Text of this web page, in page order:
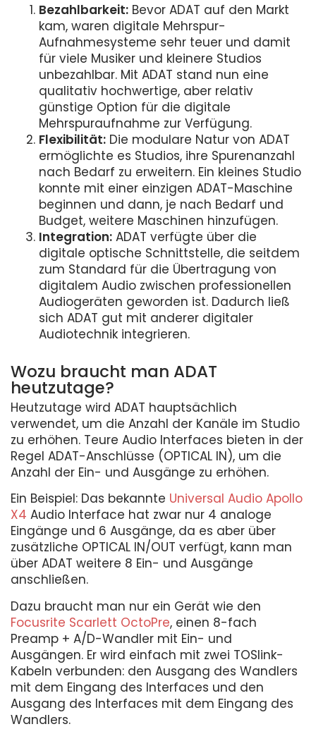
Bezahlbarkeit: Bevor ADAT auf den Markt
kam, waren digitale Mehrspur-
Aufnahmesysteme sehr teuer und damit
für viele Musiker und kleinere Studios
unbezahlbar. Mit ADAT stand nun eine
qualitativ hochwertige, aber relativ
günstige Option für die digitale
Mehrspuraufnahme zur Verfügung.
Flexibilität: Die modulare Natur von ADAT
ermöglichte es Studios, ihre Spurenanzahl
nach Bedarf zu erweitern. Ein kleines Studio
konnte mit einer einzigen ADAT-Maschine
beginnen und dann, je nach Bedarf und
Budget, weitere Maschinen hinzufügen.
Integration: ADAT verfügte über die
digitale optische Schnittstelle, die seitdem
zum Standard für die Übertragung von
digitalem Audio zwischen professionellen
Audiogeräten geworden ist. Dadurch ließ
sich ADAT gut mit anderer digitaler
Audiotechnik integrieren.
Wozu braucht man ADAT
heutzutage?
Heutzutage wird ADAT hauptsächlich
verwendet, um die Anzahl der Kanäle im Studio
zu erhöhen. Teure Audio Interfaces bieten in der
Regel ADAT-Anschlüsse (OPTICAL IN), um die
Anzahl der Ein- und Ausgänge zu erhöhen.
Ein Beispiel: Das bekannte Universal Audio Apollo
X4 Audio Interface hat zwar nur 4 analoge
Eingänge und 6 Ausgänge, da es aber über
zusätzliche OPTICAL IN/OUT verfügt, kann man
über ADAT weitere 8 Ein- und Ausgänge
anschließen.
Dazu braucht man nur ein Gerät wie den
Focusrite Scarlett OctoPre, einen 8-fach
Preamp + A/D-Wandler mit Ein- und
Ausgängen. Er wird einfach mit zwei TOSlink-
Kabeln verbunden: den Ausgang des Wandlers
mit dem Eingang des Interfaces und den
Ausgang des Interfaces mit dem Eingang des
Wandlers.